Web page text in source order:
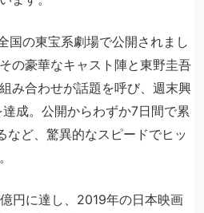
国の東宝系劇場で公開されまし
の豪華なキャスト陣と東野圭吾
み合わせが話題を呼び、週末興
成。公開からわずか7日間で累
など、驚異的なスピードでヒッ
円に達し、2019年の日本映画